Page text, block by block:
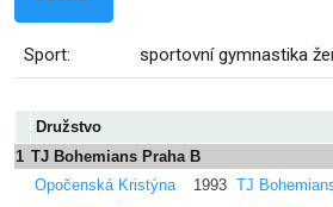
Sport: sportovní gymnastika
Družstvo
1 TJ Bohemians Praha B
Opočenská Kristýna
1993 TJ